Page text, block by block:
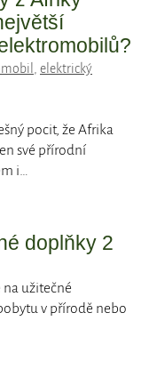
, elektrický
pocit, že Afrika
své přírodní
i…
doplňky 2
na užitečné
v přírodě nebo